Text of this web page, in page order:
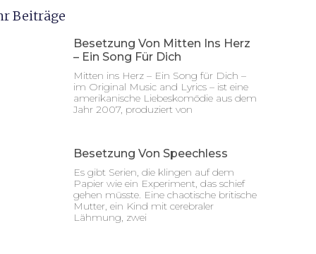
Beiträge
Besetzung Von Mitten Ins Herz
– Ein Song Für Dich
Mitten ins Herz – Ein Song für Dich –
im Original Music and Lyrics – ist eine
amerikanische Liebeskomödie aus dem
Jahr 2007, produziert von
Besetzung Von Speechless
Es gibt Serien, die klingen auf dem
Papier wie ein Experiment, das schief
gehen müsste. Eine chaotische britische
Mutter, ein Kind mit cerebraler
Lähmung, zwei